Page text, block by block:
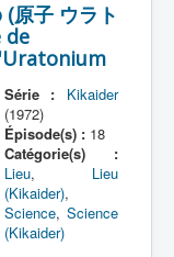
子 ウラト
de
Série :
Kikaider
(1972)
Épisode(s) :18
Catégorie(s) :
Lieu, Lieu
(Kikaider),
Science, Science
(Kikaider)